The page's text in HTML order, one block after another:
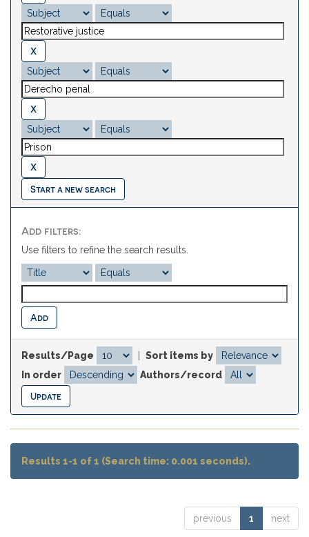
Start a new search
Add filters:
Use filters to refine the search results.
Results/Page
Sort items by
In order
Authors/record
Results 1-1 of 1 (Search time: 0.001 seconds).
previous 1 next